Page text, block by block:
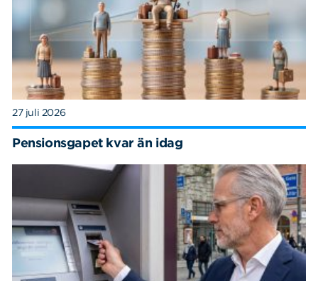
27 juli 2026
Pensionsgapet kvar än idag